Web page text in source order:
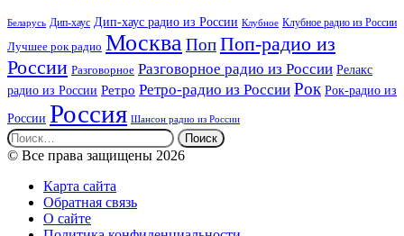
Беларусь Дип-хаус Дип-хаус радио из России Клубное Клубное радио из России
Лучшее рок радио МоскваПопПоп-радио из
России Разговорное Разговорное радио из России Релакс
радио из России Ретро Ретро-радио из России Рок Рок-радио из
России Россия Шансон радио из России
Найти:
© Все права защищены 2026
Карта сайта
Обратная связь
О сайте